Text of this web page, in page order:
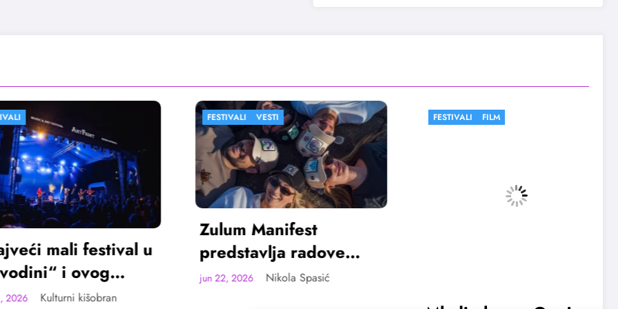
mali festival u
i ovog
u Sremskoj
Kulturni kišobran
FESTIVALI VESTI
Zulum Manifest
predstavlja radove
deset finalista u
jun 22, 2026 Nikola Spasić
FESTIVALI FILM